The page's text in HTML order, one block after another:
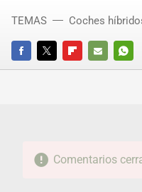
FACEBOOKTWITTERFLIPBOARD
E-
TEMAS Coches
Comentarios